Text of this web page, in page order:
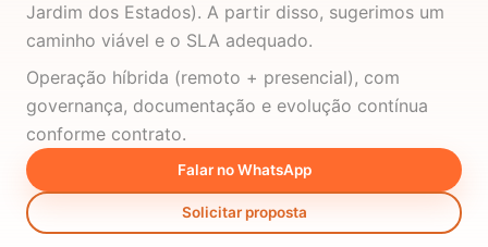
Jardim dos Estados). A partir disso, sugerimos um
caminho viável e o SLA adequado.
Operação híbrida (remoto + presencial), com
governança, documentação e evolução contínua
conforme contrato.
Falar no WhatsApp
Solicitar proposta